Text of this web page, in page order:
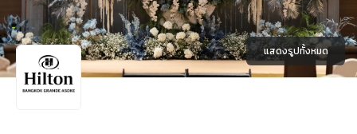
แสดงรูปทั้งหมด